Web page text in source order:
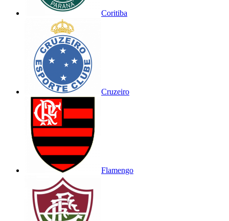
Coritiba
Cruzeiro
Flamengo